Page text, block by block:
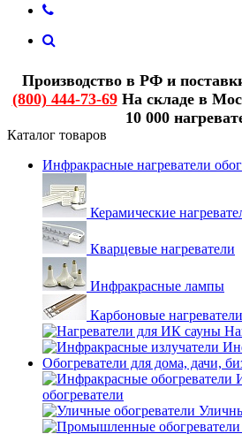
Производство в РФ и
(800) 444-73-69На складе в
10 000
Каталог товаров
Инфракрасные нагреватели
Керамические
Кварцевые нагреватели
Инфракрасные лампы
Карбоновые нагреватели
Обогреватели для дома, дачи,
обогреватели